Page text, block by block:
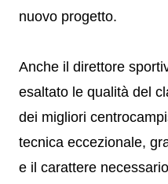
nuovo progetto.
Anche il direttore
esaltato le qualità del
dei migliori
tecnica eccezionale,
e il carattere